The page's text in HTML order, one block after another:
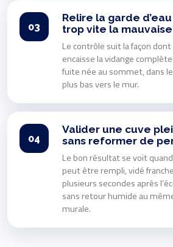
03
Relire la garde
trop vite la
Le contrôle suit la façon
encaisse la vidange
fuite née au sommet, dans
plus bas vers le mur.
04
Valider une cuve
sans reformer de
Le bon résultat se voit
peut être rempli, vidé
plusieurs secondes après
sans retour humide au
murale.